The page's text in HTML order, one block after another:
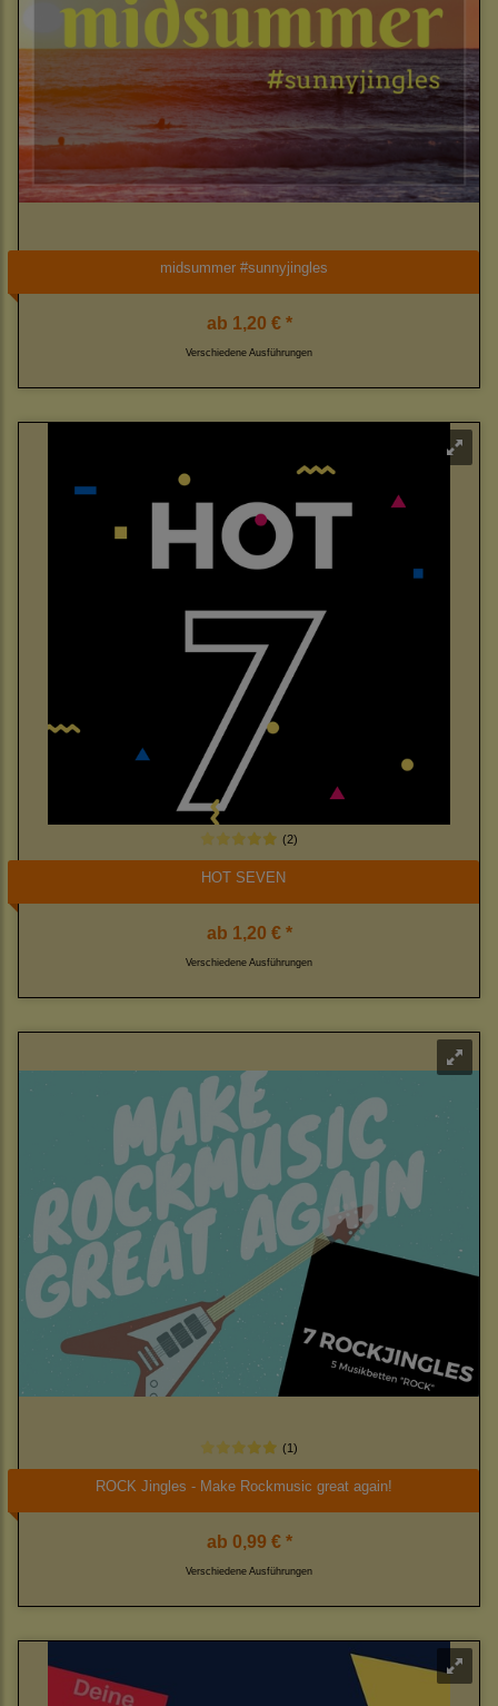
midsummer #sunnyjingles
ab 1,20 € *
Verschiedene Ausführungen
(2)
HOT SEVEN
ab 1,20 € *
Verschiedene Ausführungen
(1)
ROCK Jingles - Make Rockmusic great again!
ab 0,99 € *
Verschiedene Ausführungen